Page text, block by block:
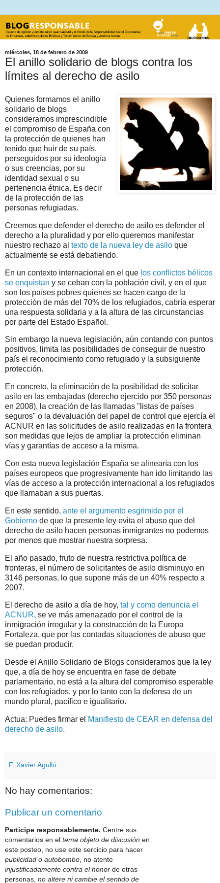
miércoles, 18 de febrero de 2009
El anillo solidario de blogs contra los
límites al derecho de asilo
Quienes formamos el anillo
solidario de blogs
consideramos imprescindible
el compromiso de España con
la protección de quienes han
tenido que huir de su país,
perseguidos por su ideología
o sus creencias, por su
identidad sexual o su
pertenencia étnica. Es decir
de la protección de las
personas refugiadas.
Creemos que defender el derecho de asilo es defender el
derecho a la pluralidad y por ello queremos manifestar
nuestro rechazo al texto de la nueva ley de asilo que
actualmente se está debatiendo.
En un contexto internacional en el que los conflictos bélicos
se enquistan y se ceban con la población civil, y en el que
son los países pobres quienes se hacen cargo de la
protección de más del 70% de los refugiados, cabría esperar
una respuesta solidaria y a la altura de las circunstancias
por parte del Estado Español.
Sin embargo la nueva legislación, aún contando con puntos
positivos, limita las posibilidades de conseguir de nuestro
país el reconocimiento como refugiado y la subsiguiente
protección.
En concreto, la eliminación de la posibilidad de solicitar
asilo en las embajadas (derecho ejercido por 350 personas
en 2008), la creación de las llamadas "listas de países
seguros" o la devaluación del papel de control que ejercía el
ACNUR en las solicitudes de asilo realizadas en la frontera
son medidas que lejos de ampliar la protección eliminan
vías y garantías de acceso a la misma.
Con esta nueva legislación España se alinearía con los
países europeos que progresivamente han ido limitando las
vías de acceso a la protección internacional a los refugiados
que llamaban a sus puertas.
En este sentido, ante el argumento esgrimido por el
Gobierno de que la presente ley evita el abuso que del
derecho de asilo hacen personas inmigrantes no podemos
por menos que mostrar nuestra sorpresa.
El año pasado, fruto de nuestra restrictiva política de
fronteras, el número de solicitantes de asilo disminuyo en
3146 personas, lo que supone más de un 40% respecto a
2007.
El derecho de asilo a día de hoy, tal y como denuncia el
ACNUR, se ve más amenazado por el control de la
inmigración irregular y la construcción de la Europa
Fortaleza, que por las contadas situaciones de abuso que
se puedan producir.
Desde el Anillo Solidario de Blogs consideramos que la ley
que, a día de hoy se encuentra en fase de debate
parlamentario, no está a la altura del compromiso esperable
con los refugiados, y por lo tanto con la defensa de un
mundo plural, pacífico e igualitario.
Actua: Puedes firmar el Manifiesto de CEAR en defensa del
derecho de asilo.
F. Xavier Agulló
No hay comentarios:
Publicar un comentario
Participe responsablemente. Centre sus
comentarios en el tema objeto de discusión en
este posteo, no use este sercicio para hacer
publicidad o autobombo , no atente
injustificadamente contra el honor de otras
personas, no altere ni cambie el sentido de